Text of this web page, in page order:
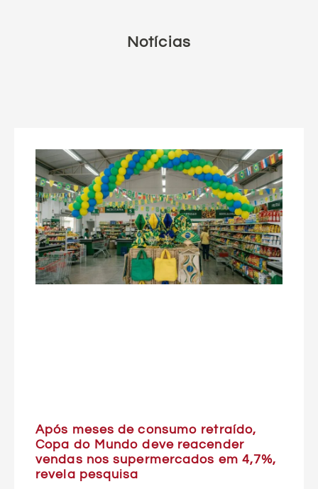
Notícias
Após meses de consumo retraído,
Copa do Mundo deve reacender
vendas nos supermercados em 4,7%,
revela pesquisa